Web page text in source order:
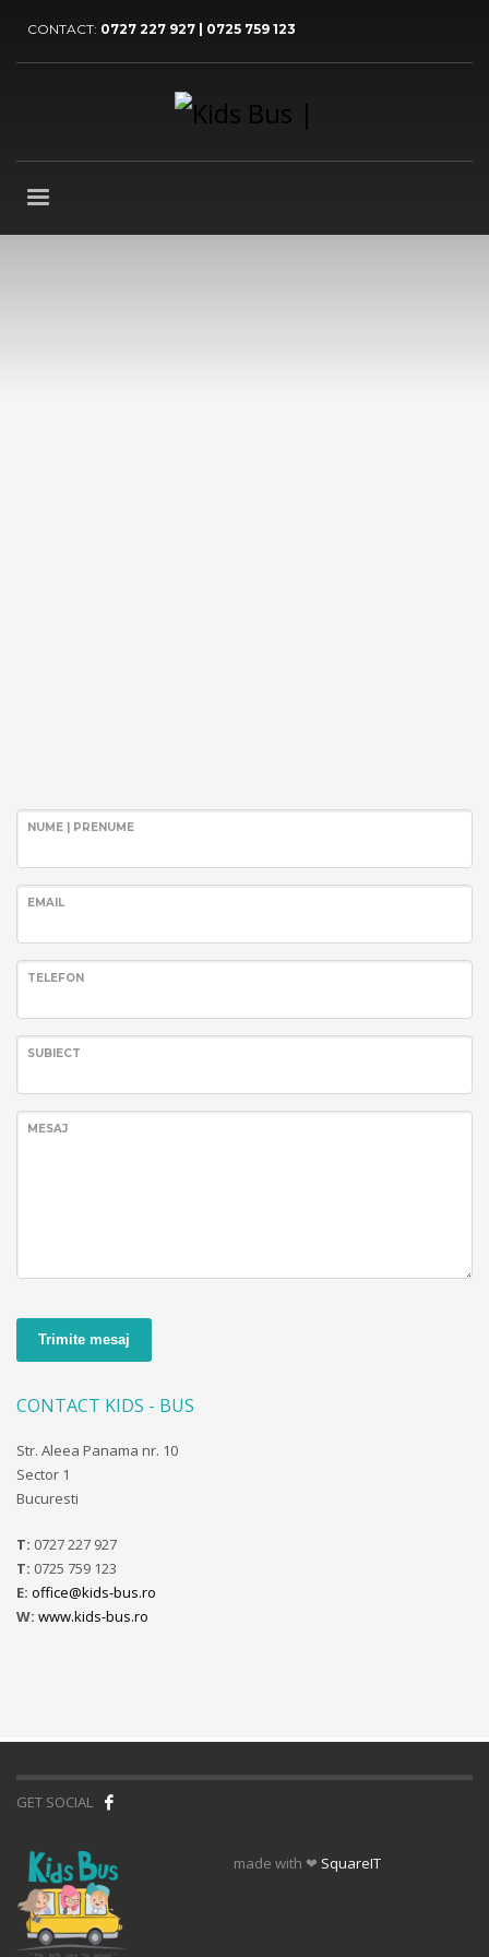
CONTACT: 0727 227 927 | 0725 759 123
NUME | PRENUME
EMAIL
TELEFON
SUBIECT
MESAJ
Trimite mesaj
CONTACT KIDS - BUS
Str. Aleea Panama nr. 10
Sector 1
Bucuresti
T: 0727 227 927
T: 0725 759 123
E: office@kids-bus.ro
W: www.kids-bus.ro
GET SOCIAL
made with ❤ SquareIT